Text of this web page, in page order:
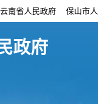
云南省人民政府 保山市
政府